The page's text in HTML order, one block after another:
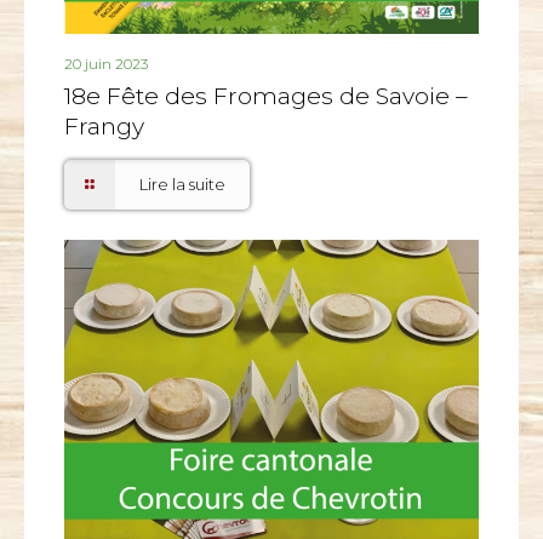
20 juin 2023
18e Fête des Fromages de Savoie –
Frangy
Lire la suite